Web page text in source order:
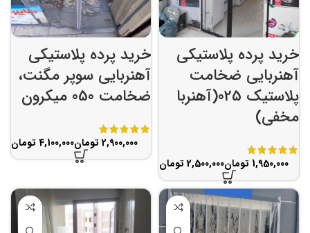
خرید پرده پلاستیکی
آهنربایی ضخامت
پلاستیک 025(آهنربا
مخفی)
تومان تومان
خرید پرده پلاستیکی
آهنربایی سوپر مگنت،
ضخامت 050 میکرون
تومان تومان